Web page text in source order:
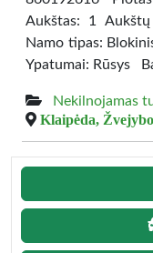
Aukštas: 1
Namo tipas:
Ypatumai: Rūsys
Nekilnojamas
Klaipėda,